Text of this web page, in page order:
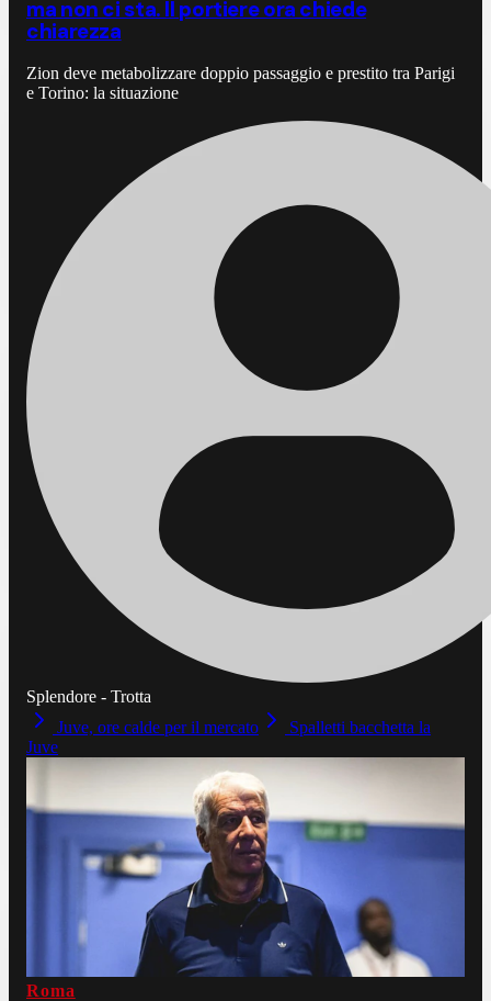
ma non ci sta. Il portiere ora chiede
chiarezza
Zion deve metabolizzare doppio passaggio e prestito tra Parigi
e Torino: la situazione
Splendore - Trotta
Juve, ore calde per il mercato
Spalletti bacchetta la
Juve
Roma